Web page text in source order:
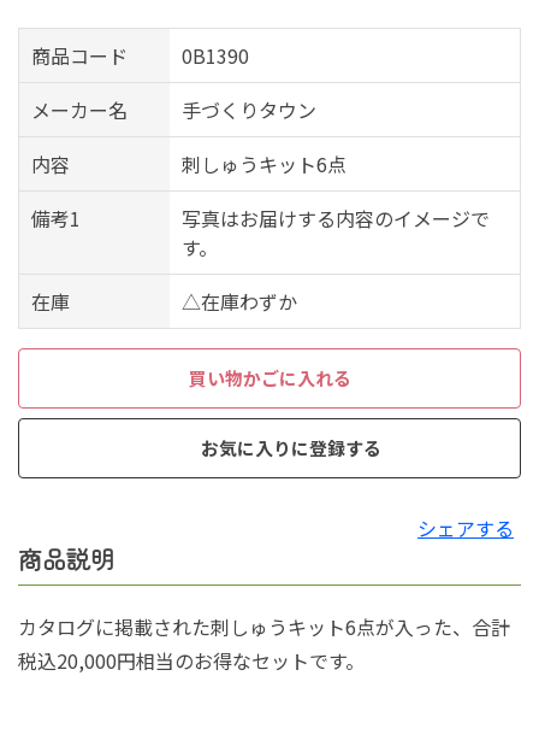
商品コード
0B1390
メーカー名
手づくりタウン
内容
刺しゅうキット6点
備考1
写真はお届けする内容のイメージで
す。
在庫
△在庫わずか
買い物かごに入れる
お気に入りに登録する
シェアする
商品説明
カタログに掲載された刺しゅうキット6点が入った、合計
税込20,000円相当のお得なセットです。